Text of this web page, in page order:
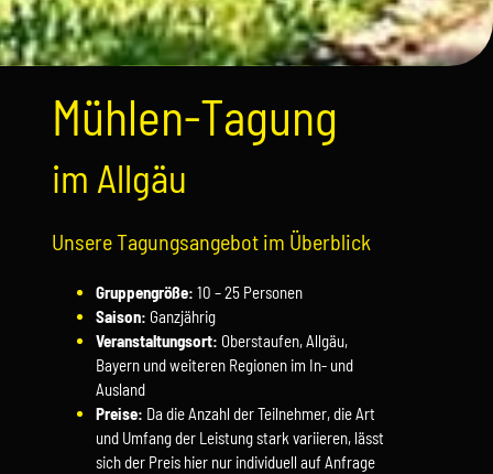
Mühlen-Tagung
im Allgäu
Unsere Tagungsangebot im Überblick
Gruppengröße: 10 – 25 Personen
Saison: Ganzjährig
Veranstaltungsort: Oberstaufen, Allgäu,
Bayern und weiteren Regionen im In- und
Ausland
Preise: Da die Anzahl der Teilnehmer, die Art
und Umfang der Leistung stark variieren, lässt
sich der Preis hier nur individuell auf Anfrage